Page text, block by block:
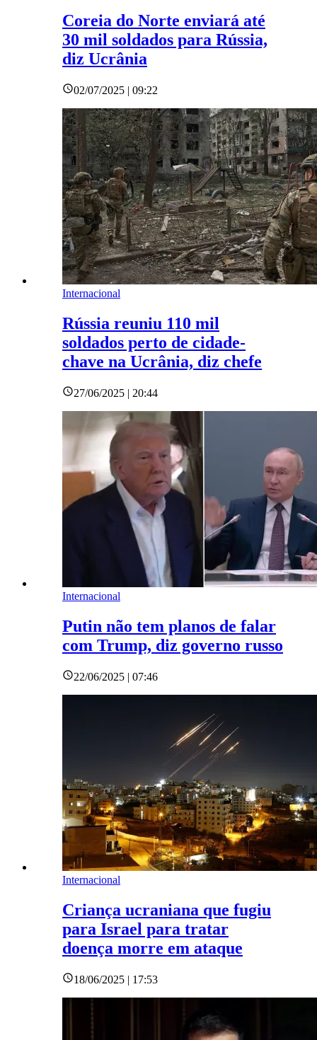
Coreia do Norte enviará até
30 mil soldados para Rússia,
diz Ucrânia
02/07/2025 | 09:22
Internacional
Rússia reuniu 110 mil
soldados perto de cidade-
chave na Ucrânia, diz chefe
27/06/2025 | 20:44
Internacional
Putin não tem planos de falar
com Trump, diz governo russo
22/06/2025 | 07:46
Internacional
Criança ucraniana que fugiu
para Israel para tratar
doença morre em ataque
18/06/2025 | 17:53